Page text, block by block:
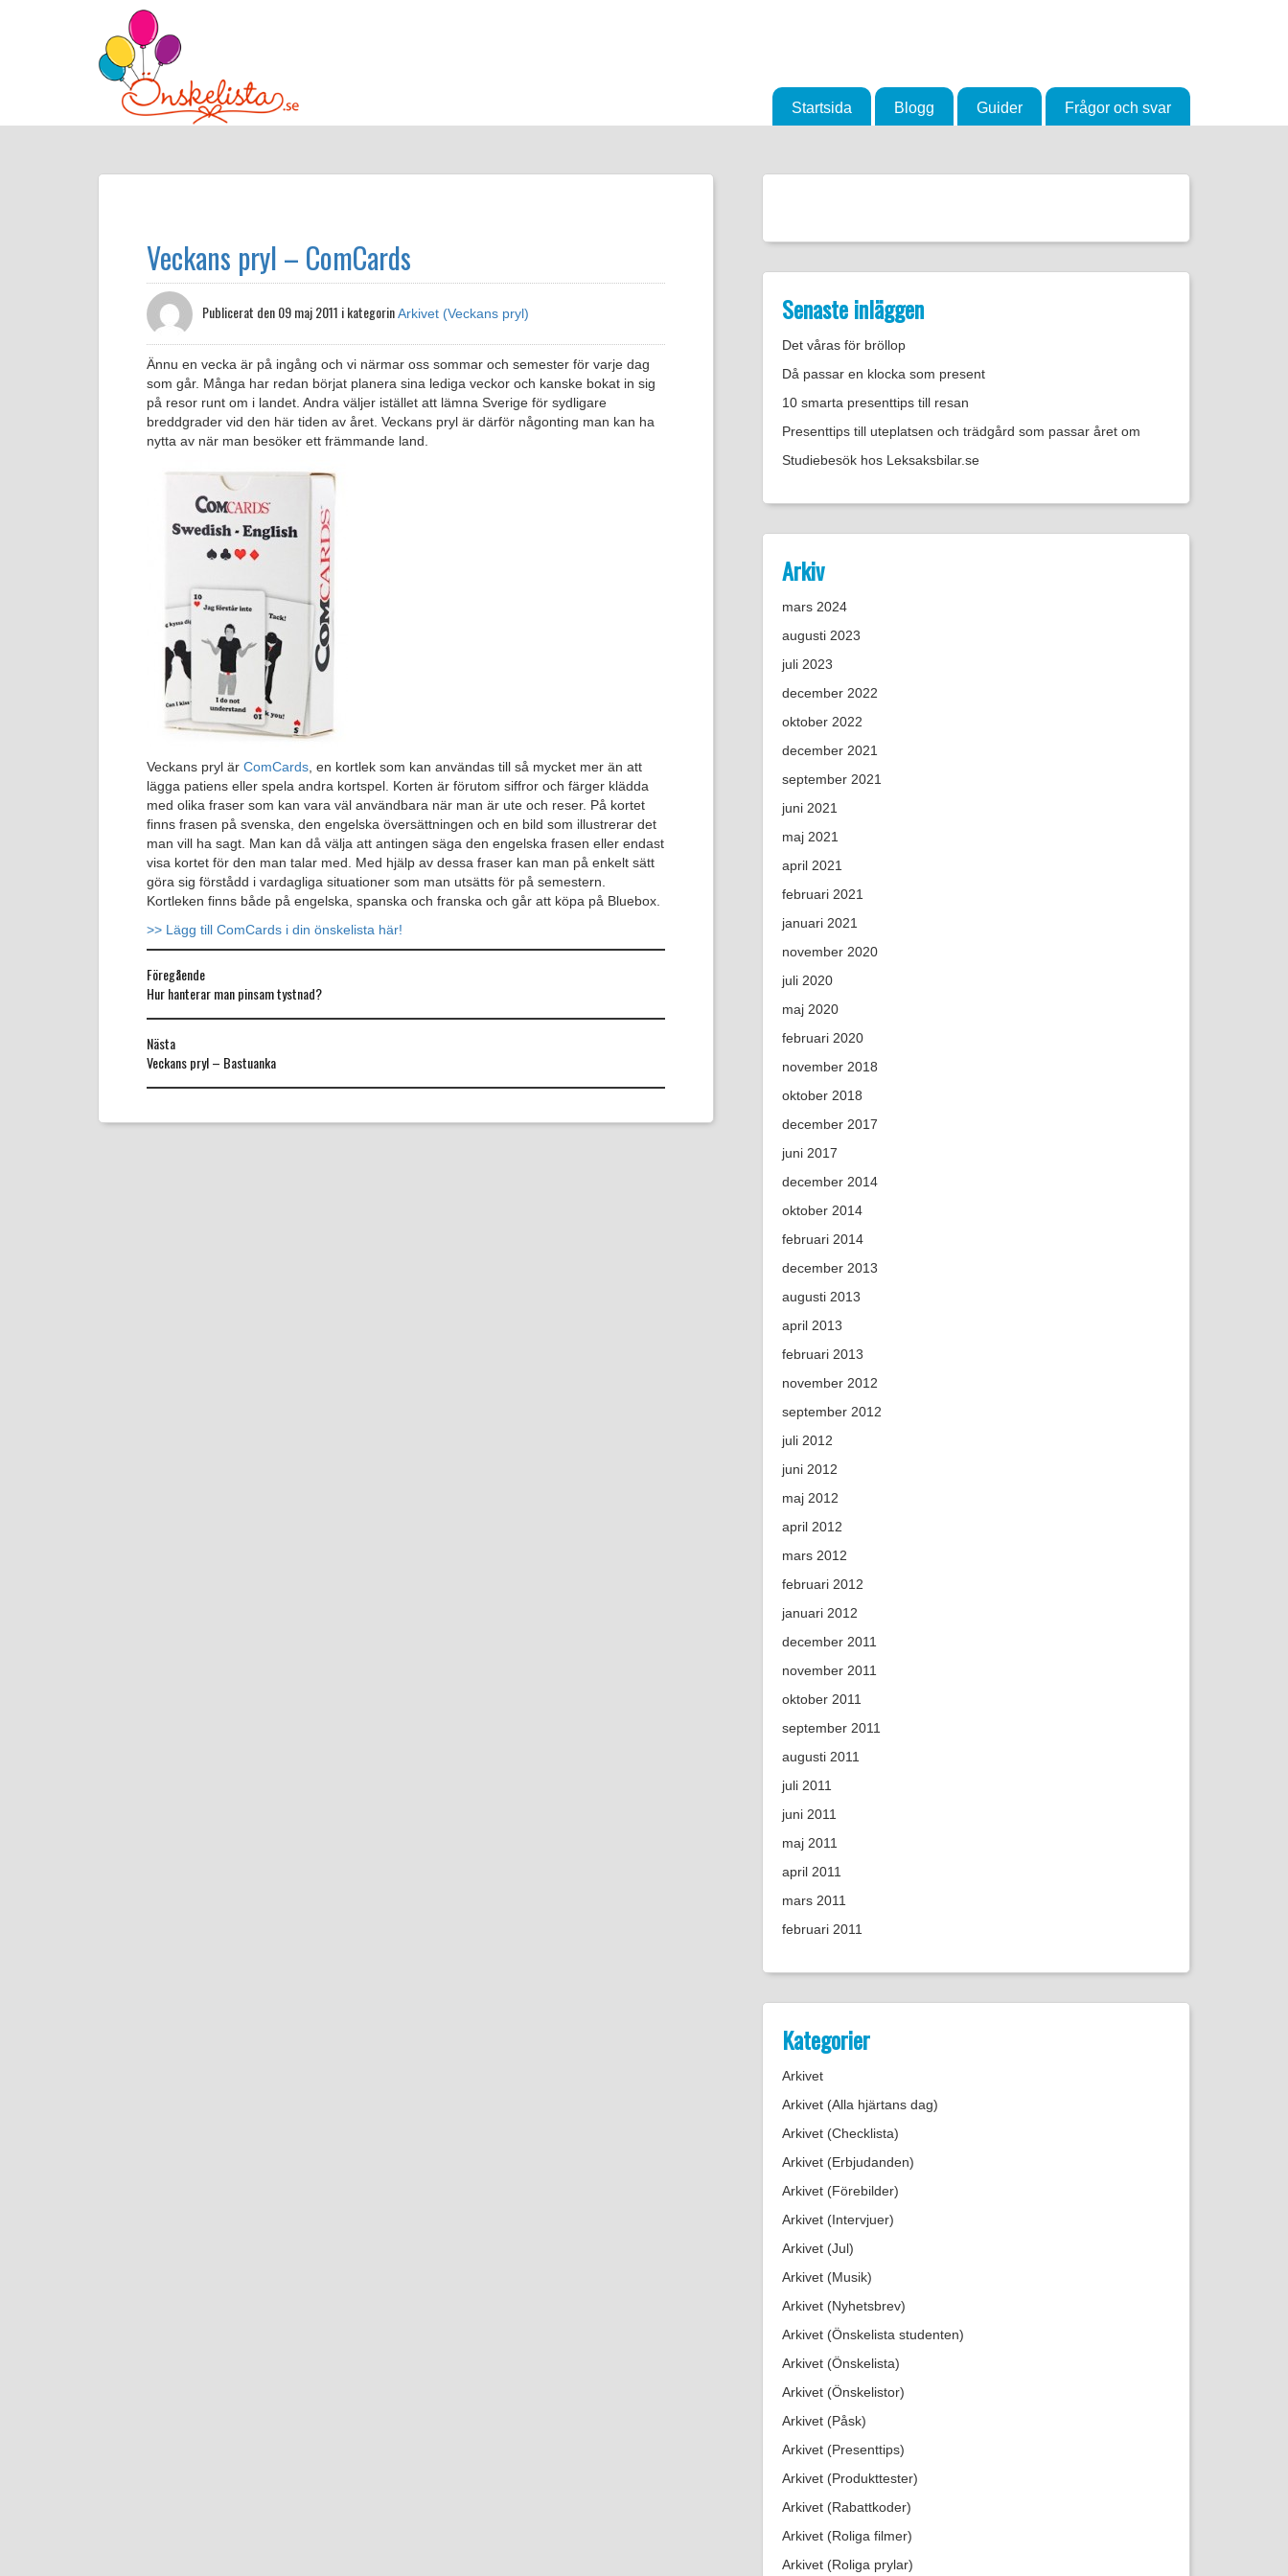
Startsida Blogg Guider Frågor och svar
Veckans pryl – ComCards
Publicerat den09 maj 2011 i kategorinArkivet (Veckans pryl)
Ännu en vecka är på ingång och vi närmar oss sommar och semester för varje dag
som går. Många har redan börjat planera sina lediga veckor och kanske bokat in sig
på resor runt om i landet. Andra väljer istället att lämna Sverige för sydligare
breddgrader vid den här tiden av året. Veckans pryl är därför någonting man kan ha
nytta av när man besöker ett främmande land.
Veckans pryl är ComCards , en kortlek som kan användas till så mycket mer än att
lägga patiens eller spela andra kortspel. Korten är förutom siffror och färger klädda
med olika fraser som kan vara väl användbara när man är ute och reser. På kortet
finns frasen på svenska, den engelska översättningen och en bild som illustrerar det
man vill ha sagt. Man kan då välja att antingen säga den engelska frasen eller endast
visa kortet för den man talar med. Med hjälp av dessa fraser kan man på enkelt sätt
göra sig förstådd i vardagliga situationer som man utsätts för på semestern.
Kortleken finns både på engelska, spanska och franska och går att köpa på Bluebox.
>> Lägg till ComCards i din önskelista här!
Föregående
Föregående
Hur hanterar man pinsam tystnad?
Nästa
Nästa
Veckans pryl – Bastuanka
Senaste inläggen
Det våras för bröllop
Då passar en klocka som present
10 smarta presenttips till resan
Presenttips till uteplatsen och trädgård som passar året om
Studiebesök hos Leksaksbilar.se
Arkiv
mars 2024
augusti 2023
juli 2023
december 2022
oktober 2022
december 2021
september 2021
juni 2021
maj 2021
april 2021
februari 2021
januari 2021
november 2020
juli 2020
maj 2020
februari 2020
november 2018
oktober 2018
december 2017
juni 2017
december 2014
oktober 2014
februari 2014
december 2013
augusti 2013
april 2013
februari 2013
november 2012
september 2012
juli 2012
juni 2012
maj 2012
april 2012
mars 2012
februari 2012
januari 2012
december 2011
november 2011
oktober 2011
september 2011
augusti 2011
juli 2011
juni 2011
maj 2011
april 2011
mars 2011
februari 2011
Kategorier
Arkivet
Arkivet (Alla hjärtans dag)
Arkivet (Checklista)
Arkivet (Erbjudanden)
Arkivet (Förebilder)
Arkivet (Intervjuer)
Arkivet (Jul)
Arkivet (Musik)
Arkivet (Nyhetsbrev)
Arkivet (Önskelista studenten)
Arkivet (Önskelista)
Arkivet (Önskelistor)
Arkivet (Påsk)
Arkivet (Presenttips)
Arkivet (Produkttester)
Arkivet (Rabattkoder)
Arkivet (Roliga filmer)
Arkivet (Roliga prylar)